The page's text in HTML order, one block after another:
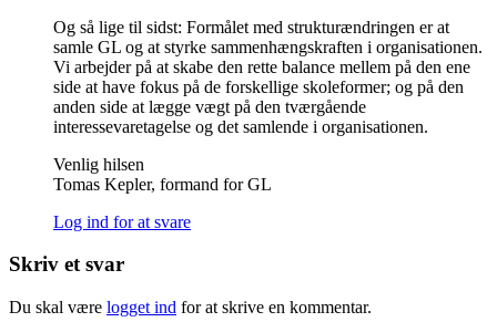
Og så lige til sidst: Formålet med strukturændringen er at
samle GL og at styrke sammenhængskraften i organisationen.
Vi arbejder på at skabe den rette balance mellem på den ene
side at have fokus på de forskellige skoleformer; og på den
anden side at lægge vægt på den tværgående
interessevaretagelse og det samlende i organisationen.
Venlig hilsen
Tomas Kepler, formand for GL
Log ind for at svare
Skriv et svar
Du skal være logget ind for at skrive en kommentar.